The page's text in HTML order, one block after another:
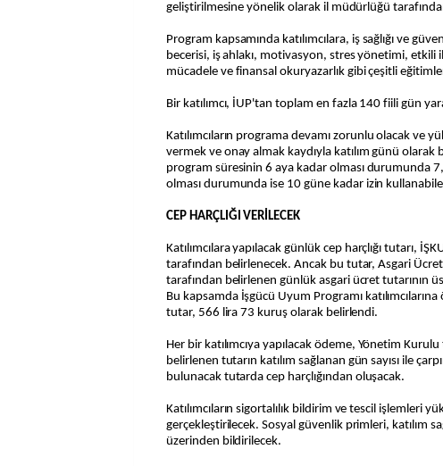
geliştirilmesine yönelik olarak il müdürlüğü
Program kapsamında katılımcılara, iş sağlığı ve
becerisi, iş ahlakı, motivasyon, stres yönetimi, etkili
mücadele ve finansal okuryazarlık gibi çeşitli
Bir katılımcı, İUP'tan toplam en fazla 140 fiili gün
Katılımcıların programa devamı zorunlu olacak ve
vermek ve onay almak kaydıyla katılım günü olarak
program süresinin 6 aya kadar olması durumunda
olması durumunda ise 10 güne kadar izin
CEP HARÇLIĞI VERİLECEK
Katılımcılara yapılacak günlük cep harçlığı tutarı,
tarafından belirlenecek. Ancak bu tutar, Asgari
tarafından belirlenen günlük asgari ücret tutarının
Bu kapsamda İşgücü Uyum Programı
tutar, 566 lira 73 kuruş olarak belirlendi.
Her bir katılımcıya yapılacak ödeme, Yönetim
belirlenen tutarın katılım sağlanan gün sayısı ile
bulunacak tutarda cep harçlığından oluşacak.
Katılımcıların sigortalılık bildirim ve tescil işlemleri
gerçekleştirilecek. Sosyal güvenlik primleri, katılım
üzerinden bildirilecek.